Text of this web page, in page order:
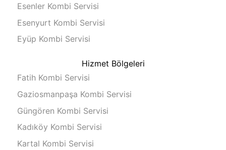
Esenler Kombi Servisi
Esenyurt Kombi Servisi
Eyüp Kombi Servisi
Hizmet Bölgeleri
Fatih Kombi Servisi
Gaziosmanpaşa Kombi Servisi
Güngören Kombi Servisi
Kadıköy Kombi Servisi
Kartal Kombi Servisi